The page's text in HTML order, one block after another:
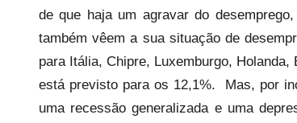
i
s
de que haja um agravar do
também vêem a sua situação de
para Itália, Chipre, Luxemburgo,
está previsto para os 12,1%. Mas, por
uma recessão generalizada e uma